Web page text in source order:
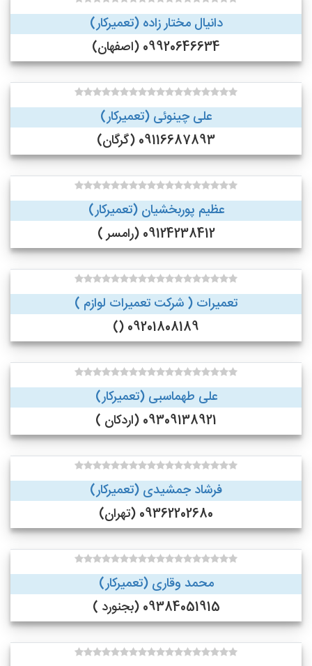
دانیال مختار زاده (تعمیرکار)
09920646634 (اصفهان)
علی چینوئی (تعمیرکار)
09116687893 (گرگان)
عظیم پوربخشیان (تعمیرکار)
09124238412 (رامسر )
تعمیرات ( شرکت تعمیرات لوازم )
09201808189 ()
علی طهماسبی (تعمیرکار)
09309138921 (اردکان )
فرشاد جمشیدی (تعمیرکار)
09362202680 (تهران)
محمد وقاری (تعمیرکار)
09384051915 (بجنورد )